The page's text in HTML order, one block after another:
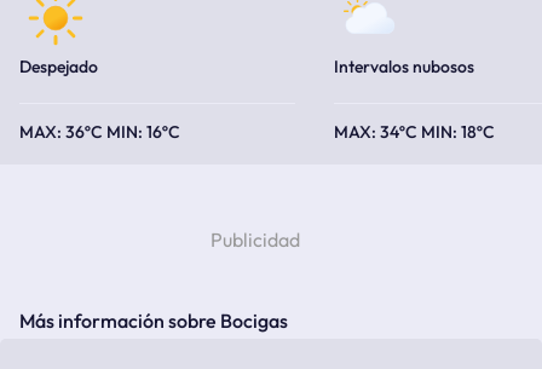
Despejado
36ºC 16ºC
Intervalos nubosos
34ºC 18ºC
Más información sobre Bocigas